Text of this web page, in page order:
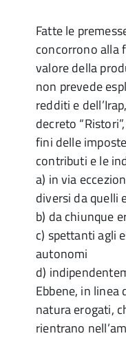
Fatte le
concorrono alla
valore della
non prevede
redditi e
decreto
fini delle
contributi e le
a) in via
diversi da quelli
b) da chiunque
c) spettanti agli
autonomi
d)
Ebbene, in linea
natura erogati,
rientrano